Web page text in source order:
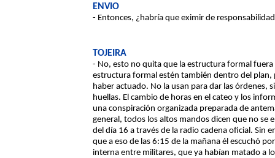
ENVIO
- Entonces, ¿habría que eximir de
TOJEIRA
- No, esto no quita que la estructura formal
estructura formal estén también dentro del plan,
haber actuado. No la usan para dar las órdenes,
huellas. El cambio de horas en el cateo y los
una conspiración organizada preparada de
general, todos los altos mandos dicen que no se
del día 16 a través de la radio cadena oficial. Sin
que a eso de las 6:15 de la mañana él escuchó
interna entre militares, que ya habían matado a